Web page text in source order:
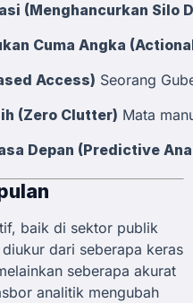
(Menghancurkan Silo
Cuma Angka
Access) Seorang
(Zero Clutter) Mata
Depan (Predictive
baik di sektor publik
dari seberapa keras
seberapa akurat
analitik mengubah